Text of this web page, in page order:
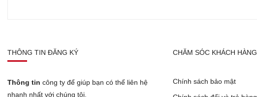
THÔNG TIN ĐĂNG KÝ
Thông tin công ty để giúp bạn có thể liên hệ
nhanh nhất với chúng tôi.
CHĂM SÓC KHÁCH HÀNG
Chính sách bảo mật